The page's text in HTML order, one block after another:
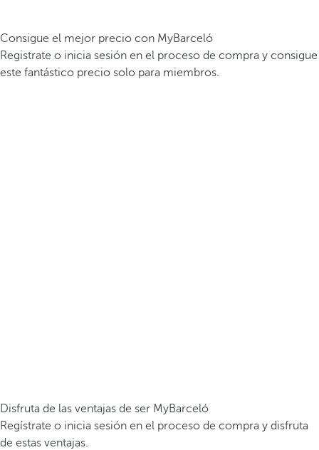
Consigue el mejor precio con MyBarceló
Registrate o inicia sesión en el proceso de compra y consigue
este fantástico precio solo para miembros.
Disfruta de las ventajas de ser MyBarceló
Regístrate o inicia sesión en el proceso de compra y disfruta
de estas ventajas.